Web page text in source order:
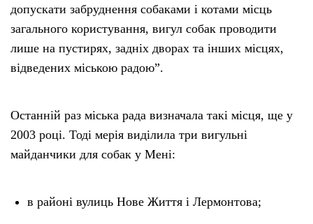
допускати забруднення собаками і котами місць
загального користування, вигул собак проводити
лише на пустирях, задніх дворах та інших місцях,
відведених міською радою”.
Останній раз міська рада визначала такі місця, ще у
2003 році. Тоді мерія виділила три вигульні
майданчики для собак у Мені:
в районі вулиць Нове Життя і Лермонтова;